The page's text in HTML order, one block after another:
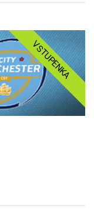
VSTUPENKA